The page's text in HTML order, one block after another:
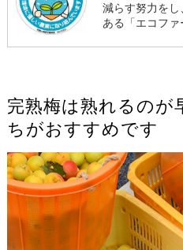
減らす努力を
ある「エコファ
完熟梅は熟れるのが
ちがおすすめです